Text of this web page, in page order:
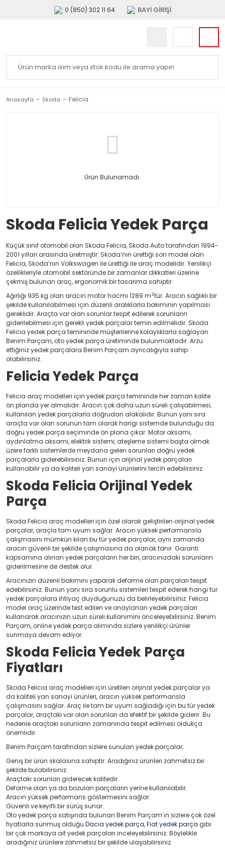
0 (850) 302 11 64 BAYİ GİRİŞİ
Anasayfa Skoda Felicia
Ürün Bulunamadı.
Skoda Felicia Yedek Parça
Küçük sınıf otomobil olan Skoda Felicia, Skoda Auto tarafından 1994-
2001 yılları arasında üretmiştir. Skoda’nın ürettiği son model olan
Felicia, Skoda’nın Volkswagen ile ürettiği ile araç modelidir. Yenilikçi
özellikleriyle otomobil sektöründe bir zamanlar dikkatleri üzerine
çekmiş bulunan araç, ergonomik bir tasarıma sahiptir.
Ağırlığı 935 kg olan aracın motor hacmi 1289 m3tür. Aracın sağlıklı bir
şekilde kullanılabilmesi için düzenli aralıklarla bakımının yapılması
gereklidir. Araçta var olan sorunlar tespit edilerek sorunların
giderilebilmesi için gerekli yedek parçalar temin edilmelidir. Skoda
Felicia yedek parça temininde müşterilerine kolaylıklarla sağlayan
Benim Parçam, oto yedek parça üretiminde bulunmaktadır. Arzu
ettiğiniz yedek parçalara Benim Parçam ayrıcalığıyla sahip
olabilirsiniz.
Felicia Yedek Parça
Felicia araç modelleri için yedek parça temininde her zaman kalite
ön planda yer almalıdır. Aracın çok daha uzun süreli çalışabilmesi,
kullanılan yedek parçalarla doğrudan alakalıdır. Bunun yanı sıra
araçta var olan sorunun tam olarak hangi sistemde bulunduğu da
doğru yedek parça seçiminde ön plana çıkar. Motor aksamı,
aydınlatma aksamı, elektrik sistemi, ateşleme sistemi başta olmak
üzere farklı sistemlerde meydana gelen sorunları doğru yedek
parçalarla giderebilirsiniz. Bunun için orijinal yedek parçaları
kullanabilir ya da kaliteli yan sanayi ürünlerini tercih edebilirsiniz.
Skoda Felicia Orijinal Yedek
Parça
Skoda Felicia araç modelleri için özel olarak geliştirilen orijinal yedek
parçalar, araçla tam uyum sağlar. Aracın yüksek performansla
çalışmasını mümkün kılan bu tür yedek parçalar, aynı zamanda
aracın güvenli bir şekilde çalışmasına da olanak tanır. Garanti
kapsamına alınan yedek parçaların her biri, aracınızdaki sorunların
giderilmesine de destek olur.
Aracınızın düzenli bakımını yaparak deforme olan parçaları tespit
edebilirsiniz. Bunun yanı sıra sorunlu sistemleri tespit ederek hangi tür
yedek parçalara ihtiyaç duyduğunuzu da belirleyebilirsiniz. Felicia
model araç üzerinde test edilen ve onaylanan yedek parçaları
kullanarak aracınızın uzun süreli kullanımını önceleyebilirsiniz. Benim
Parçam, online yedek parça alımında sizlere yenilikçi ürünler
sunmaya devam ediyor.
Skoda Felicia Yedek Parça
Fiyatları
Skoda Felicia araç modelleri için üretilen orijinal yedek parçalar ya
da kaliteli yan sanayi ürünleri, aracın yüksek performansla
çalışmasını sağlar. Araç ile tam bir uyum sağladığı için bu tür yedek
parçalar, araçtaki var olan sorunları da efektif bir şekilde giderir. Bu
nedenle araçtaki sorunların zamanında tespit edilmesi oldukça
önemlidir.
Benim Parçam tarafından sizlere sunulan yedek parçalar;
Geniş bir ürün skalasına sahiptir. Aradığınız ürünleri zahmetsiz bir
şekilde bulabilirsiniz.
Araçtaki sorunları giderecek kalitedir.
Deforme olan ya da bozulan parçaların yerine kullanılabilir.
Aracın yüksek performans göstermesini sağlar.
Güvenli ve keyifli bir sürüş sunar.
Oto yedek parça satışında bulunan Benim Parçam’ın sizlere çok özel
fiyatlarla sunmuş olduğu Dacia yedek parça,Fiat yedek parça gibi
bir çok markaya ait yedek parçaları inceleyebilirsiniz. Böylelikle
aradığınız ürünlere zahmetsiz bir şekilde ulaşabilirsiniz.